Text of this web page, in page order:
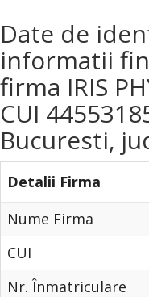
Date de
informatii
firma IRIS
CUI
Bucuresti,
Detalii Firma
Nume Firma
CUI
Nr. Înmatriculare